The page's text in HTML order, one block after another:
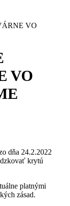
VO
VO
dňa 24.2.2022
krytú
platnými
zásad.